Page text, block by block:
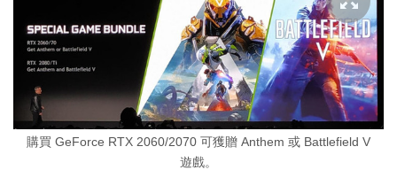
購買 GeForce RTX 2060/2070 可獲贈 Anthem 或 Battlefield V
遊戲。